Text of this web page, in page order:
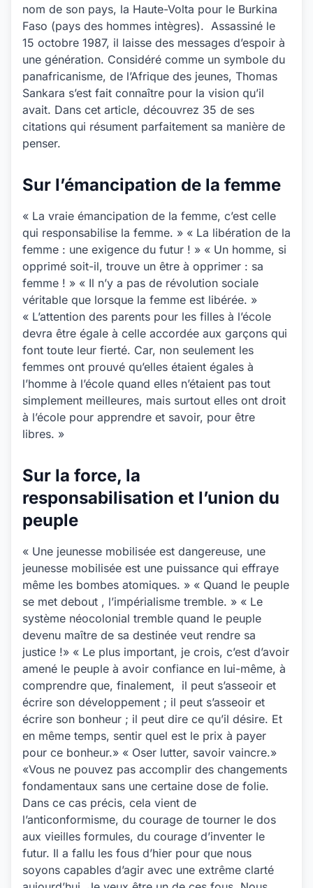
nom de son pays, la Haute-Volta pour le Burkina
Faso (pays des hommes intègres). Assassiné le
15 octobre 1987, il laisse des messages d’espoir à
une génération. Considéré comme un symbole du
panafricanisme, de l’Afrique des jeunes, Thomas
Sankara s’est fait connaître pour la vision qu’il
avait. Dans cet article, découvrez 35 de ses
citations qui résument parfaitement sa manière de
penser.
Sur l’émancipation de la femme
« La vraie émancipation de la femme, c’est celle
qui responsabilise la femme. » « La libération de la
femme : une exigence du futur ! » « Un homme, si
opprimé soit-il, trouve un être à opprimer : sa
femme ! » « Il n’y a pas de révolution sociale
véritable que lorsque la femme est libérée. »
« L’attention des parents pour les filles à l’école
devra être égale à celle accordée aux garçons qui
font toute leur fierté. Car, non seulement les
femmes ont prouvé qu’elles étaient égales à
l’homme à l’école quand elles n’étaient pas tout
simplement meilleures, mais surtout elles ont droit
à l’école pour apprendre et savoir, pour être
libres. »
Sur la force, la
responsabilisation et l’union du
peuple
« Une jeunesse mobilisée est dangereuse, une
jeunesse mobilisée est une puissance qui effraye
même les bombes atomiques. » « Quand le peuple
se met debout , l’impérialisme tremble. » « Le
système néocolonial tremble quand le peuple
devenu maître de sa destinée veut rendre sa
justice !» « Le plus important, je crois, c’est d’avoir
amené le peuple à avoir confiance en lui-même, à
comprendre que, finalement, il peut s’asseoir et
écrire son développement ; il peut s’asseoir et
écrire son bonheur ; il peut dire ce qu’il désire. Et
en même temps, sentir quel est le prix à payer
pour ce bonheur.» « Oser lutter, savoir vaincre.»
«Vous ne pouvez pas accomplir des changements
fondamentaux sans une certaine dose de folie.
Dans ce cas précis, cela vient de
l’anticonformisme, du courage de tourner le dos
aux vieilles formules, du courage d’inventer le
futur. Il a fallu les fous d’hier pour que nous
soyons capables d’agir avec une extrême clarté